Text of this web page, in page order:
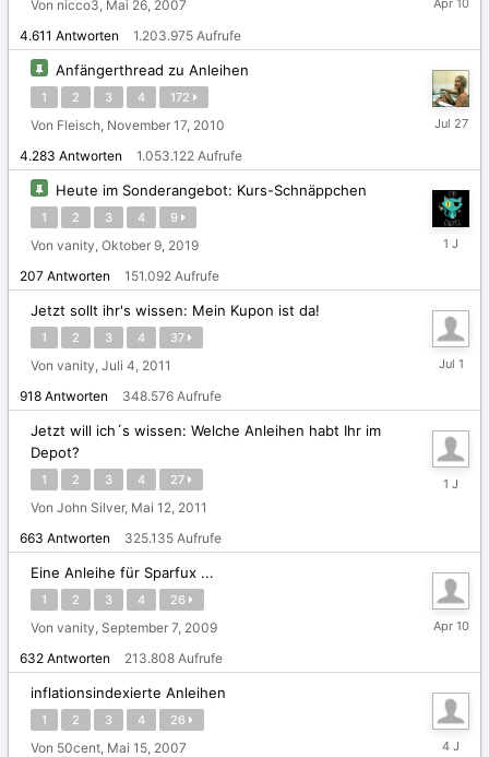
Von nicco3, Mai 26, 2007
4.611 Antworten 1.203.975 Aufrufe
April
Anfängerthread zu Anleihen
1 2 3 4 172
Von Fleisch, November 17, 2010
4.283 Antworten 1.053.122 Aufrufe
27.
Heute im Sonderangebot: Kurs-Schnäppchen
1 2 3 4 9
Von vanity, Oktober 9, 2019
207 Antworten 151.092 Aufrufe
Jetzt sollt ihr's wissen: Mein Kupon ist da!
1 2 3 4 37
Von vanity, Juli 4, 2011
918 Antworten 348.576 Aufrufe
Jetzt will ich´s wissen: Welche Anleihen habt Ihr im
Depot?
1 2 3 4 27
Von John Silver, Mai 12, 2011
663 Antworten 325.135 Aufrufe
Februar
Eine Anleihe für Sparfux ...
1 2 3 4 26
Von vanity, September 7, 2009
632 Antworten 213.808 Aufrufe
10.
April
inflationsindexierte Anleihen
1 2 3 4 26
Von 50cent, Mai 15, 2007
April